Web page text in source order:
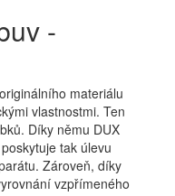
-
materiálu
vlastnostmi. Ten
Díky němu DUX
tak úlevu
Zároveň, díky
vzpřímeného